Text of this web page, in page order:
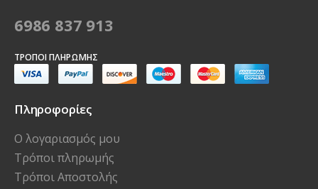
6986 837 913
ΤΡΌΠΟΙ ΠΛΗΡΩΜΉΣ
Πληροφορίες
Ο λογαριασμός μου
Τρόποι πληρωμής
Τρόποι Αποστολής